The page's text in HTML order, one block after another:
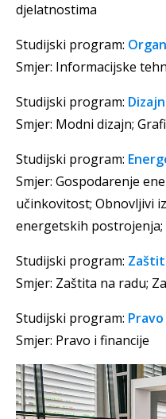
djelatnostima
Studijski program:
Smjer: Informacijske
Studijski program: Dizajn
Smjer: Modni dizajn;
Studijski program:
Smjer: Gospodarenje
učinkovitost; Obnovljivi
energetskih
Studijski program:
Smjer: Zaštita na radu;
Studijski program:
Smjer: Pravo i financije